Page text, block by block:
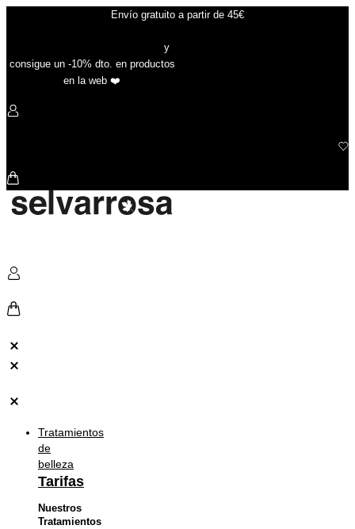
Envío gratuito a partir de 45€
y
consigue un -10% dto. en productos
en la web ❤️
Tratamientos
de
belleza
Tarifas
Nuestros
Tratamientos